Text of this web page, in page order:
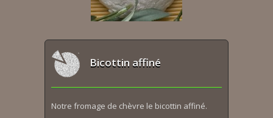
Bicottin affiné
Notre fromage de chèvre le bicottin affiné.